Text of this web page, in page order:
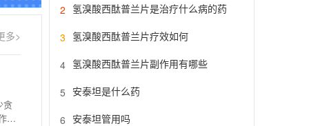
多>
贪
减
2 氢溴酸西酞普兰片是治疗什么病的药
3 氢溴酸西酞普兰片疗效如何
4 氢溴酸西酞普兰片副作用有哪些
5 安泰坦是什么药
6 安泰坦管用吗